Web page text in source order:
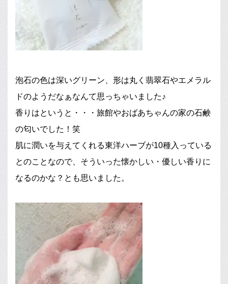
泡石の色は深いグリーン、形は丸く翡翠石やエメラル
ドのようだなぁなんて思っちゃいました♪
香りはというと・・・旅館やおばあちゃんの家の石鹸
の匂いでした！笑
肌に潤いを与えてくれる東洋ハーブが10種入っている
とのことなので、そういった懐かしい・優しい香りに
なるのかな？とも思いました。